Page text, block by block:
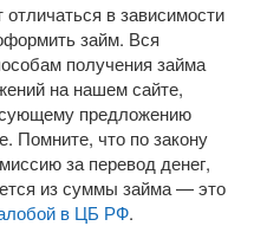
в зависимости
займ. Вся
получения займа
на нашем сайте,
предложению
Помните, что по закону
за перевод денег,
из суммы займа — это
в ЦБ РФ.